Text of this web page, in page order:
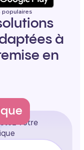
populaires
à
en
votre